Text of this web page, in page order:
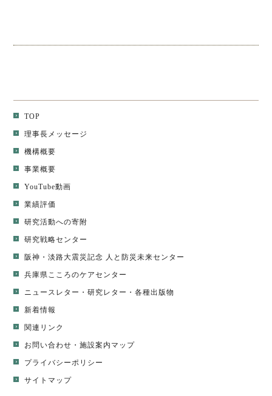
TOP
理事長メッセージ
機構概要
事業概要
YouTube動画
業績評価
研究活動への寄附
研究戦略センター
阪神・淡路大震災記念 人と防災未来センター
兵庫県こころのケアセンター
ニュースレター ・研究レター ・各種出版物
新着情報
関連リンク
お問い合わせ・施設案内マップ
プライバシーポリシー
サイトマップ